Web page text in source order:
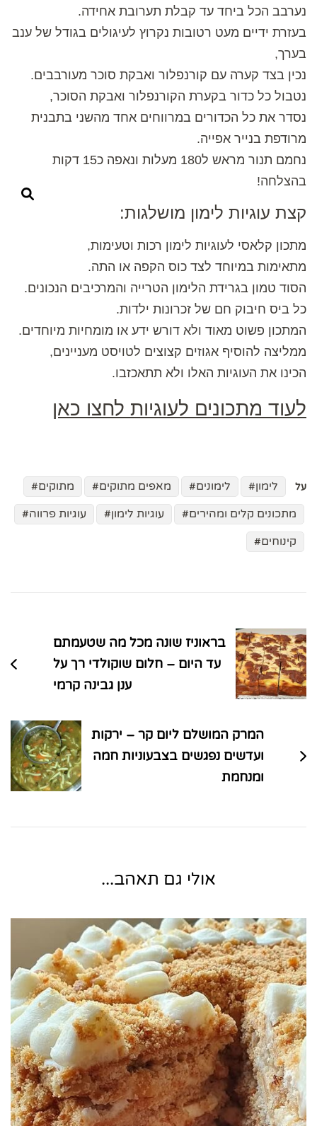
נערבב הכל ביחד עד קבלת תערובת אחידה.
בעזרת ידיים מעט רטובות נקרוץ לעיגולים בגודל של ענב
בערך,
נכין בצד קערה עם קורנפלור ואבקת סוכר מעורבבים.
נטבול כל כדור בקערת הקורנפלור ואבקת הסוכר,
נסדר את כל הכדורים במרווחים אחד מהשני בתבנית
מרודפת בנייר אפייה.
נחמם תנור מראש ל180 מעלות ונאפה כ15 דקות
בהצלחה!
קצת עוגיות לימון מושלגות:
מתכון קלאסי לעוגיות לימון רכות וטעימות,
מתאימות במיוחד לצד כוס הקפה או התה.
הסוד טמון בגרידת הלימון הטרייה והמרכיבים הנכונים.
כל ביס חיבוק חם של זכרונות ילדות.
המתכון פשוט מאוד ולא דורש ידע או מומחיות מיוחדים.
ממליצה להוסיף אגוזים קצוצים לטויסט מעניינים,
הכינו את העוגיות האלו ולא תתאכזבו.
לעוד מתכונים לעוגיות לחצו כאן
על לימון לימונים מאפים מתוקים
מתוקים
מתכונים קלים ומהירים
עוגיות לימון
עוגיות פרווה
קינוחים
בפוסטים
בראוניז שונה מכל מה שטעמתם
עד היום – חלום שוקולדי רך על
ענן גבינה קרמי
המרק המושלם ליום קר – ירקות
ועדשים נפגשים בצבעוניות חמה
ומנחמת
אולי גם תאהב...